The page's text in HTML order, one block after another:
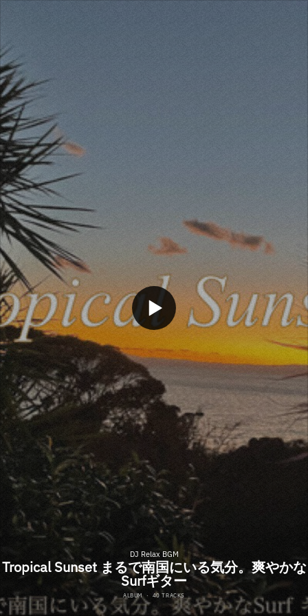
DJ Relax BGM
Tropical Sunset まるで南国にいる気分。爽やかな
Surfギター
ALBUM · 40 TRACKS